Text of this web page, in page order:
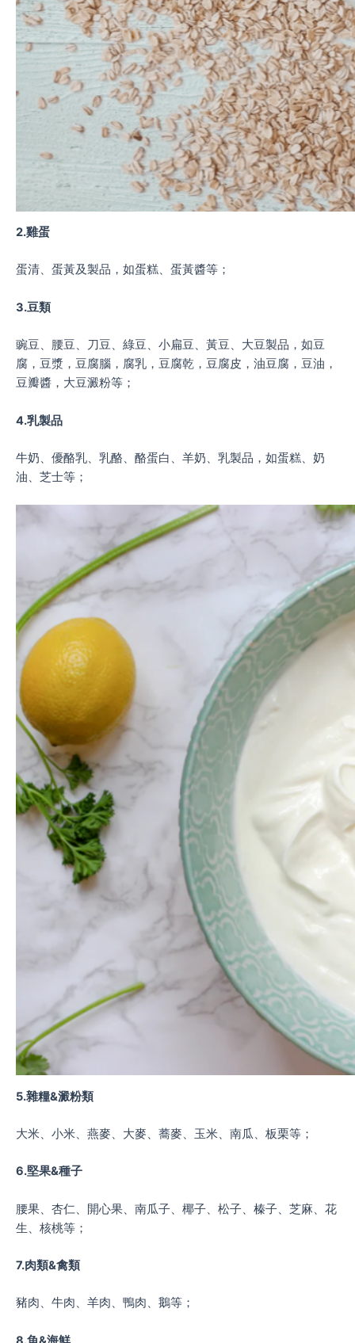
2.雞蛋
蛋清、蛋黃及製品，如蛋糕、蛋黃醬等；
3.豆類
豌豆、腰豆、刀豆、綠豆、小扁豆、黃豆、大豆製品，如豆
腐，豆漿，豆腐腦，腐乳，豆腐乾，豆腐皮，油豆腐，豆油，
豆瓣醬，大豆澱粉等；
4.乳製品
牛奶、優酪乳、乳酪、酪蛋白、羊奶、乳製品，如蛋糕、奶
油、芝士等；
5.雜糧&澱粉類
大米、小米、燕麥、大麥、蕎麥、玉米、南瓜、板栗等；
6.堅果&種子
腰果、杏仁、開心果、南瓜子、椰子、松子、榛子、芝麻、花
生、核桃等；
7.肉類&禽類
豬肉、牛肉、羊肉、鴨肉、鵝等；